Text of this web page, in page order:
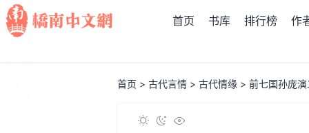
首页 书库 排行榜 作
首页 > 古代言情 > 古代情缘 > 前七国孙庞演